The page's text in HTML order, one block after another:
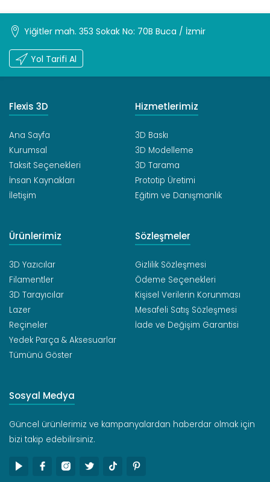
Yiğitler mah. 353 Sokak No: 70B Buca / İzmir
Yol Tarifi Al
Flexis 3D
Ana Sayfa
Kurumsal
Taksit Seçenekleri
İnsan Kaynakları
İletişim
Hizmetlerimiz
3D Baskı
3D Modelleme
3D Tarama
Prototip Üretimi
Eğitim ve Danışmanlık
Ürünlerimiz
3D Yazıcılar
Filamentler
3D Tarayıcılar
Lazer
Reçineler
Yedek Parça & Aksesuarlar
Tümünü Göster
Sözleşmeler
Gizlilik Sözleşmesi
Ödeme Seçenekleri
Kişisel Verilerin Korunması
Mesafeli Satış Sözleşmesi
İade ve Değişim Garantisi
Sosyal Medya
Güncel ürünlerimiz ve kampanyalardan haberdar olmak için
bizi takip edebilirsiniz.